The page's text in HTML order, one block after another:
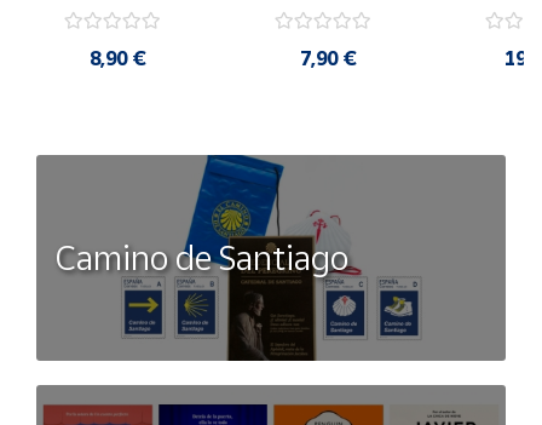
vibración
8,90 € 7,90 €
manos
Camino de Santiago